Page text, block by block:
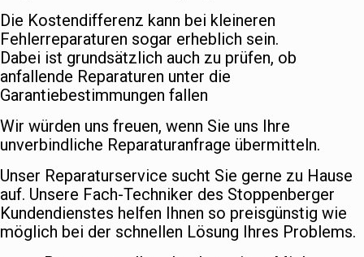
Die Kostendifferenz kann bei kleineren
Fehlerreparaturen sogar erheblich sein.
Dabei ist grundsätzlich auch zu prüfen, ob
anfallende Reparaturen unter die
Garantiebestimmungen fallen
Wir würden uns freuen, wenn Sie uns Ihre
unverbindliche Reparaturanfrage übermitteln.
Unser Reparaturservice sucht Sie gerne zu Hause
auf. Unsere Fach-Techniker des Stoppenberger
Kundendienstes helfen Ihnen so preisgünstig wie
möglich bei der schnellen Lösung Ihres Problems.